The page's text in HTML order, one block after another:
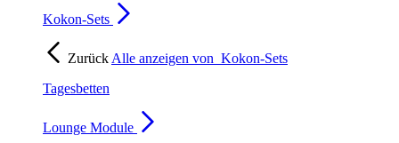
Kokon-Sets
Zurück Alle anzeigen von Kokon-Sets
Tagesbetten
Lounge Module